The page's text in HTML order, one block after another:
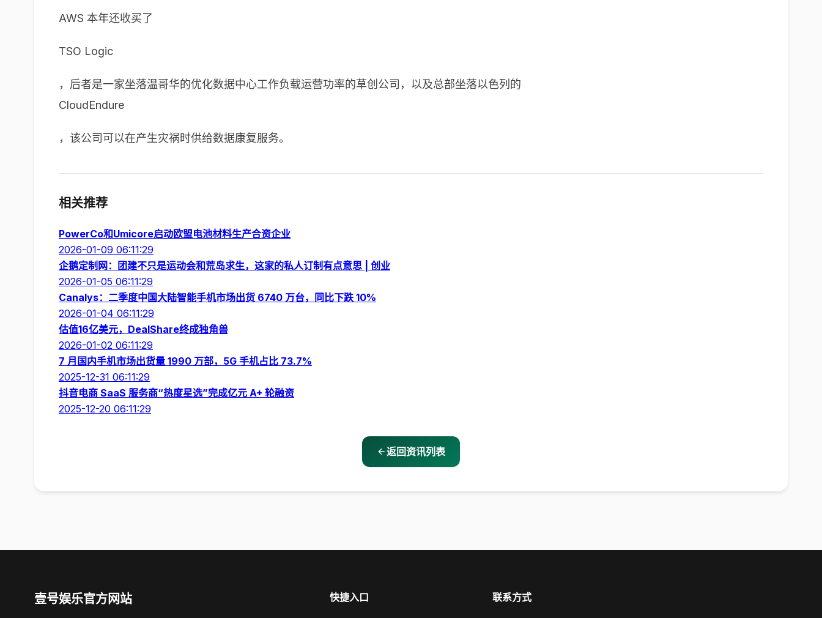
AWS 本年还收买了
TSO Logic
，后者是一家坐落温哥华的优化数据中心工作负载运营功率的草创公司，以及总部坐落以色列的
CloudEndure
，该公司可以在产生灾祸时供给数据康复服务。
相关推荐
PowerCo和Umicore启动欧盟电池材料生产合资企业
2026-01-09 06:11:29
企鹅定制网：团建不只是运动会和荒岛求生，这家的私人订制有点意思 | 创业
2026-01-05 06:11:29
Canalys：二季度中国大陆智能手机市场出货 6740 万台，同比下跌 10%
2026-01-04 06:11:29
估值16亿美元，DealShare终成独角兽
2026-01-02 06:11:29
7 月国内手机市场出货量 1990 万部，5G 手机占比 73.7%
2025-12-31 06:11:29
抖音电商 SaaS 服务商“热度星选”完成亿元 A+ 轮融资
2025-12-20 06:11:29
返回资讯列表
壹号娱乐官方网站 快捷入口 联系方式